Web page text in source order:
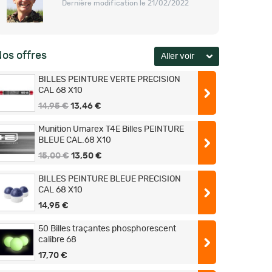
Dernière modification le 21/02/2022
offres
BILLES PEINTURE VERTE PRECISION
CAL 68 X10
14,95 € 13,46 €
Munition Umarex T4E Billes PEINTURE
BLEUE CAL.68 X10
15,00 € 13,50 €
BILLES PEINTURE BLEUE PRECISION
CAL 68 X10
14,95 €
50 Billes traçantes phosphorescent
calibre 68
17,70 €